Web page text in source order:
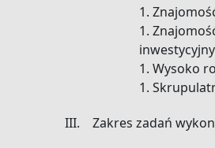
Wysoko
III. Zakres zadań